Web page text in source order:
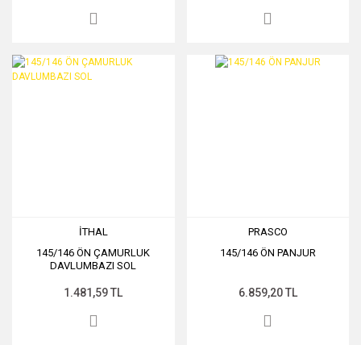
İTHAL
145/146 ÖN ÇAMURLUK
DAVLUMBAZI SOL
1.481,59 TL
PRASCO
145/146 ÖN PANJUR
6.859,20 TL